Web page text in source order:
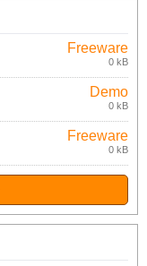
Freeware
0 kB
Demo
0 kB
Freeware
0 kB